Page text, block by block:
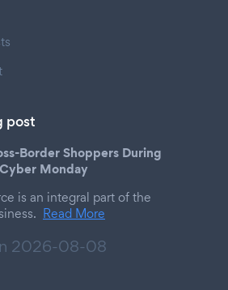
post
Border Shoppers During
Monday
is an integral part of the
Read More
2026-08-08